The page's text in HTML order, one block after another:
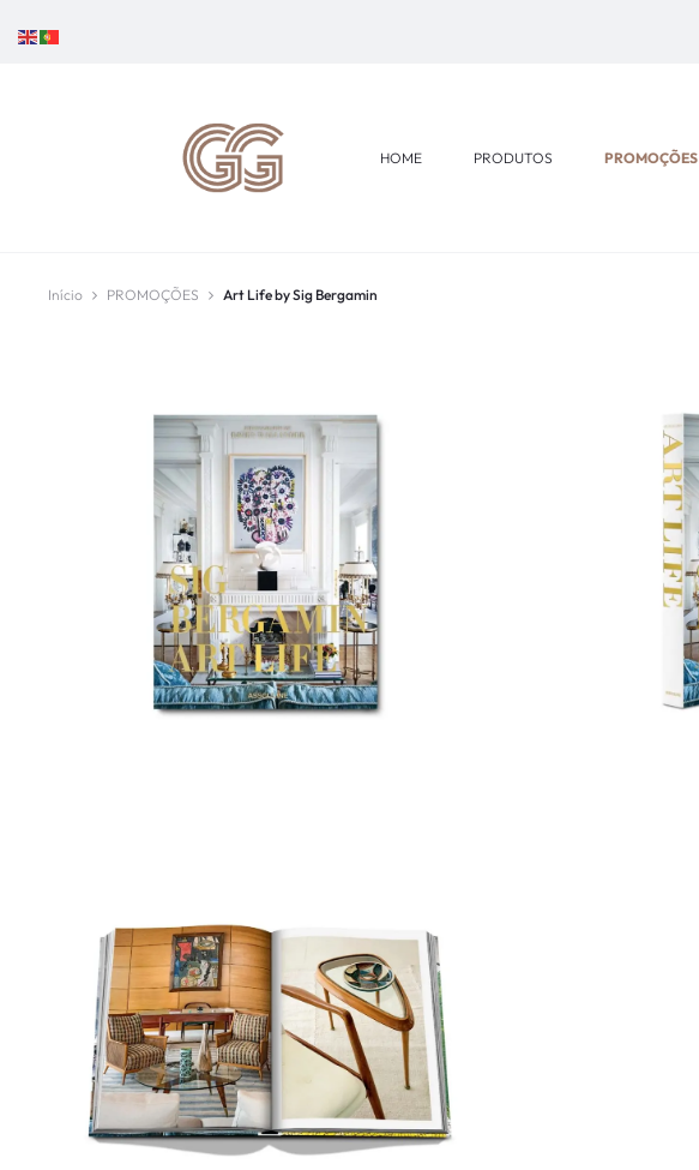
HOME PRODUTOS PROMOÇÕES
Início PROMOÇÕES Art Life by Sig Bergamin